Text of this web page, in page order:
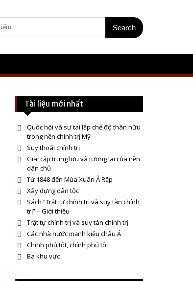
Tài liệu mới nhất
Quốc hội và sự tái lập chế độ thân hữu
trong nền chính trị Mỹ
Suy thoái chính trị
Giai cấp trung lưu và tương lai của nền
dân chủ
Từ 1848 đến Mùa Xuân Ả Rập
Xây dựng dân tộc
Sách “Trật tự chính trị và suy tàn chính
trị” – Giới thiệu
Trật tự chính trị và suy tàn chính trị
Các nhà nước mạnh kiểu châu Á
Chính phủ tốt, chính phủ tồi
Ba khu vực